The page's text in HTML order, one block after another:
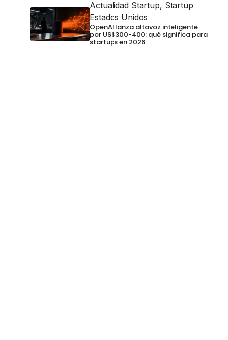
Actualidad Startup, Startup
Estados Unidos
OpenAI lanza altavoz inteligente
por US$300-400: qué significa para
startups en 2026